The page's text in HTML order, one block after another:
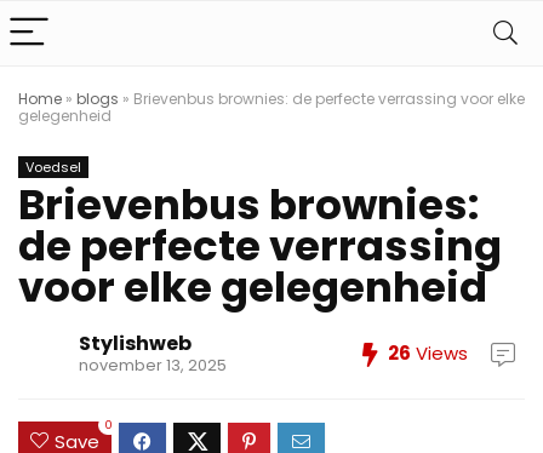
Home » blogs » Brievenbus brownies: de perfecte verrassing voor elke
gelegenheid
Voedsel
Brievenbus brownies:
de perfecte verrassing
voor elke gelegenheid
Stylishweb
november 13, 2025 26 Views
Save
0